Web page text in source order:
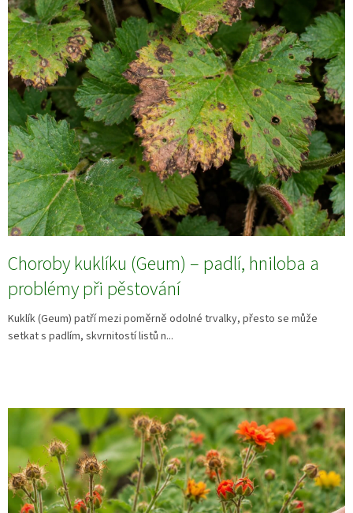
Choroby kuklíku (Geum) – padlí, hniloba a
problémy při pěstování
Kuklík (Geum) patří mezi poměrně odolné trvalky, přesto se může
setkat s padlím, skvrnitostí listů n...